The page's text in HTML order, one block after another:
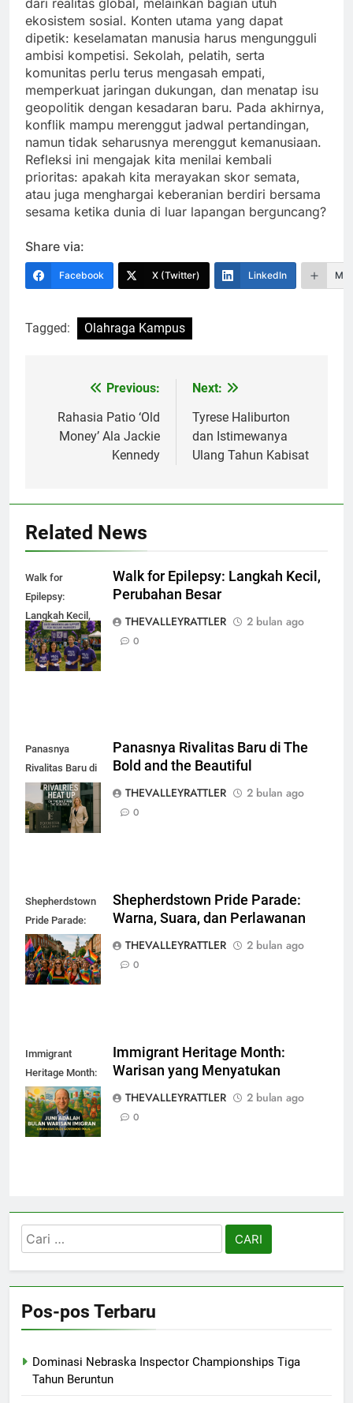
dari realitas global, melainkan bagian utuh
ekosistem sosial. Konten utama yang dapat
dipetik: keselamatan manusia harus mengungguli
ambisi kompetisi. Sekolah, pelatih, serta
komunitas perlu terus mengasah empati,
memperkuat jaringan dukungan, dan menatap isu
geopolitik dengan kesadaran baru. Pada akhirnya,
konflik mampu merenggut jadwal pertandingan,
namun tidak seharusnya merenggut kemanusiaan.
Refleksi ini mengajak kita menilai kembali
prioritas: apakah kita merayakan skor semata,
atau juga menghargai keberanian berdiri bersama
sesama ketika dunia di luar lapangan berguncang?
Share via:
Facebook X (Twitter) LinkedIn
Tagged: Olahraga Kampus
Navigasi
pos
Previous:
Rahasia Patio ‘Old
Money’ Ala Jackie
Kennedy
Next:
Tyrese Haliburton
dan Istimewanya
Ulang Tahun Kabisat
Related News
Walk for
Epilepsy:
Langkah Kecil,
Perubahan
Besar
Walk for Epilepsy: Langkah Kecil,
Perubahan Besar
THEVALLEYRATTLER
2 bulan ago
0
Panasnya
Rivalitas Baru di
The Bold and the
Beautiful
Panasnya Rivalitas Baru di The
Bold and the Beautiful
THEVALLEYRATTLER
2 bulan ago
0
Shepherdstown
Pride Parade:
Warna, Suara,
dan Perlawanan
Shepherdstown Pride Parade:
Warna, Suara, dan Perlawanan
THEVALLEYRATTLER
2 bulan ago
0
Immigrant
Heritage Month:
Warisan yang
Menyatukan
Immigrant Heritage Month:
Warisan yang Menyatukan
THEVALLEYRATTLER
2 bulan ago
0
Cari
untuk:
Pos-pos Terbaru
Dominasi Nebraska Inspector Championships Tiga
Tahun Beruntun